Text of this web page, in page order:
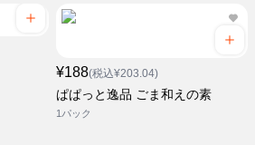
¥188(税込¥203.04)
ぱぱっと逸品 ごま和えの素
1パック